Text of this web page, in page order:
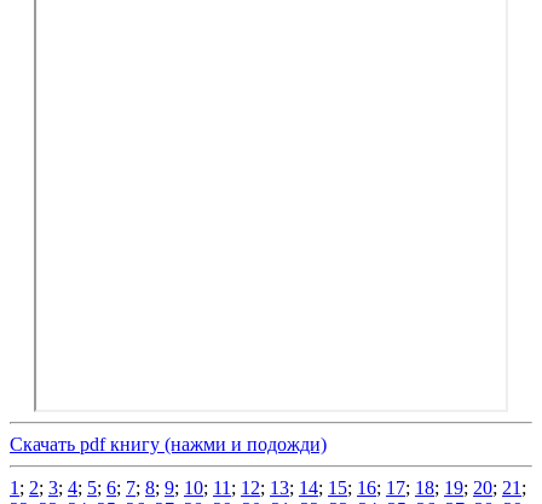
Скачать pdf книгу (нажми и подожди)
1 ; 2; 3; 4; 5; 6; 7; 8; 9; 10; 11 ; 12; 13; 14; 15; 16; 17; 18; 19; 20; 21 ;